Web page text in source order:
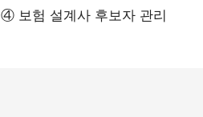
④ 보험 설계사 후보자 관리